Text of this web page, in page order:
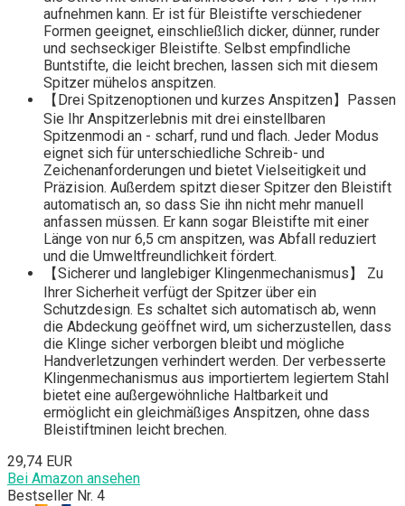
aufnehmen kann. Er ist für Bleistifte verschiedener
Formen geeignet, einschließlich dicker, dünner, runder
und sechseckiger Bleistifte. Selbst empfindliche
Buntstifte, die leicht brechen, lassen sich mit diesem
Spitzer mühelos anspitzen.
【Drei Spitzenoptionen und kurzes Anspitzen】Passen
Sie Ihr Anspitzerlebnis mit drei einstellbaren
Spitzenmodi an - scharf, rund und flach. Jeder Modus
eignet sich für unterschiedliche Schreib- und
Zeichenanforderungen und bietet Vielseitigkeit und
Präzision. Außerdem spitzt dieser Spitzer den Bleistift
automatisch an, so dass Sie ihn nicht mehr manuell
anfassen müssen. Er kann sogar Bleistifte mit einer
Länge von nur 6,5 cm anspitzen, was Abfall reduziert
und die Umweltfreundlichkeit fördert.
【Sicherer und langlebiger Klingenmechanismus】 Zu
Ihrer Sicherheit verfügt der Spitzer über ein
Schutzdesign. Es schaltet sich automatisch ab, wenn
die Abdeckung geöffnet wird, um sicherzustellen, dass
die Klinge sicher verborgen bleibt und mögliche
Handverletzungen verhindert werden. Der verbesserte
Klingenmechanismus aus importiertem legiertem Stahl
bietet eine außergewöhnliche Haltbarkeit und
ermöglicht ein gleichmäßiges Anspitzen, ohne dass
Bleistiftminen leicht brechen.
29,74 EUR
Bei Amazon ansehen
Bestseller Nr. 4